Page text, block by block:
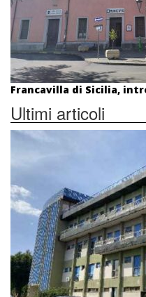
Francavilla di Sicilia,
Ultimi articoli